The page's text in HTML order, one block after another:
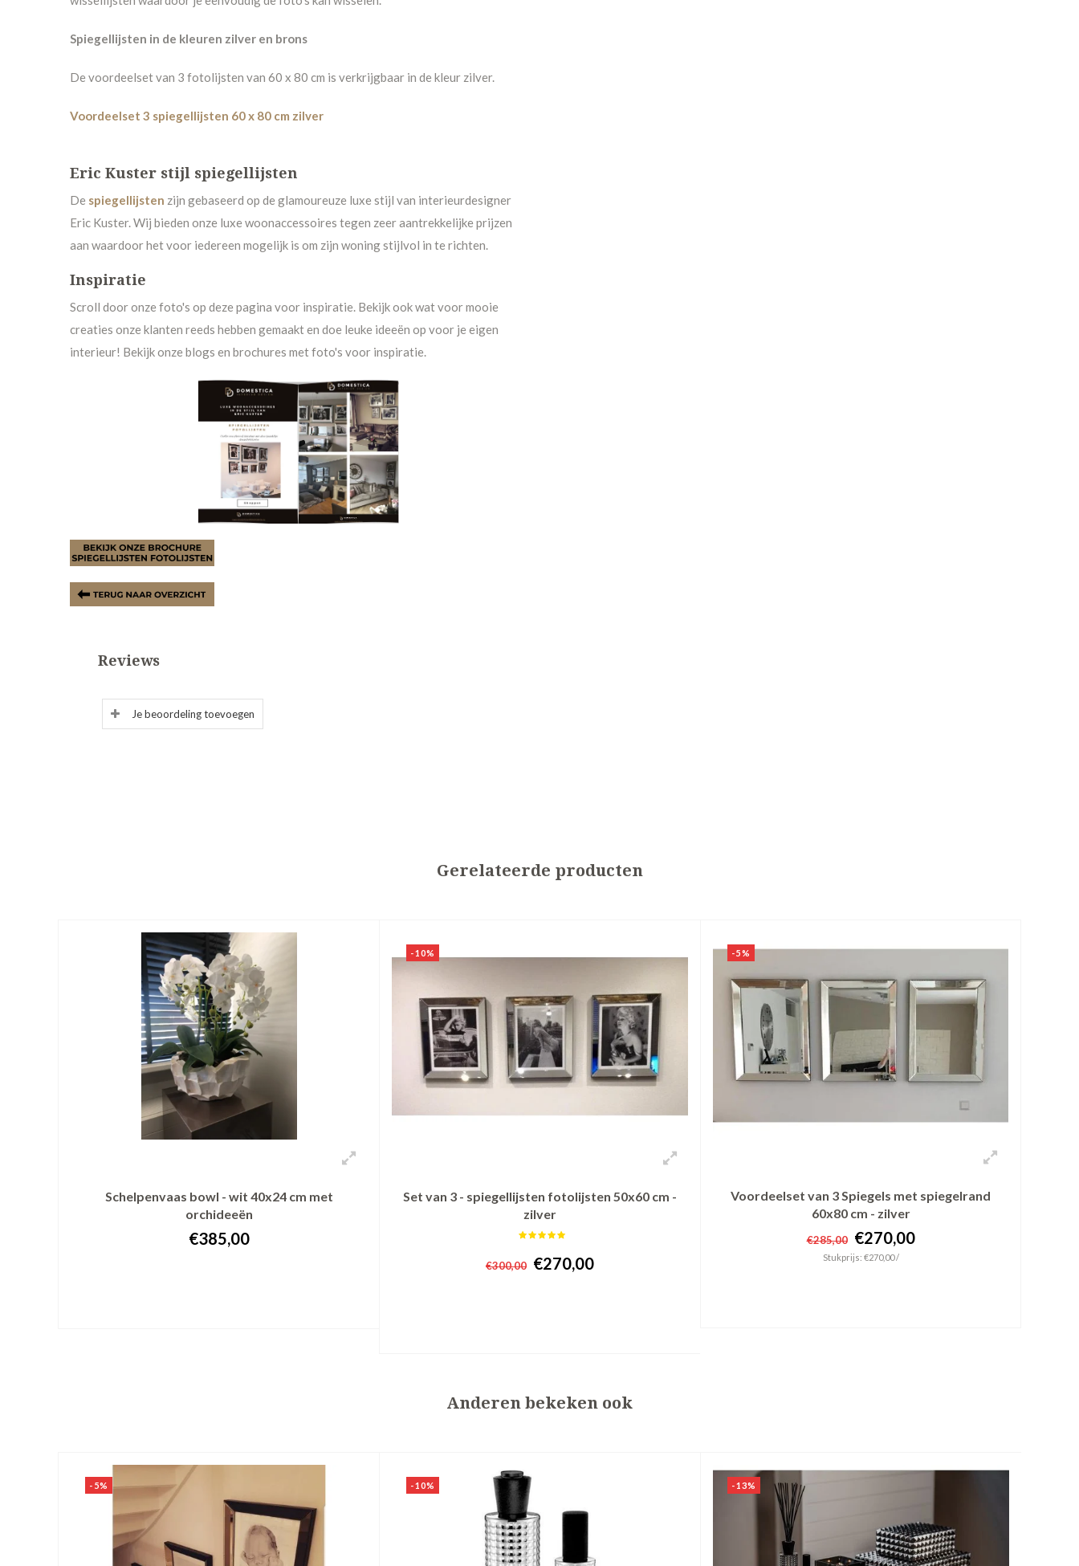
Spiegellijsten in de kleuren zilver en brons
De voordeelset van 3 fotolijsten van 60 x 80 cm is verkrijgbaar in de kleur zilver.
Voordeelset 3 spiegellijsten 60 x 80 cm zilver
Eric Kuster stijl spiegellijsten
De spiegellijsten zijn gebaseerd op de glamoureuze luxe stijl van interieurdesigner
Eric Kuster. Wij bieden onze luxe woonaccessoires tegen zeer aantrekkelijke prijzen
aan waardoor het voor iedereen mogelijk is om zijn woning stijlvol in te richten.
Inspiratie
Scroll door onze foto's op deze pagina voor inspiratie. Bekijk ook wat voor mooie
creaties onze klanten reeds hebben gemaakt en doe leuke ideeën op voor je eigen
interieur! Bekijk onze blogs en brochures met foto's voor inspiratie.
Reviews
Je beoordeling toevoegen
Gerelateerde producten
Schelpenvaas bowl - wit 40x24 cm met
orchideeën
€385,00
-10%
Set van 3 - spiegellijsten fotolijsten 50x60 cm -
zilver
€300,00 €270,00
-5%
Voordeelset van 3 Spiegels met spiegelrand
60x80 cm - zilver
€285,00 €270,00
Stukprijs: €270,00 /
Anderen bekeken ook
-5% -10% -13%